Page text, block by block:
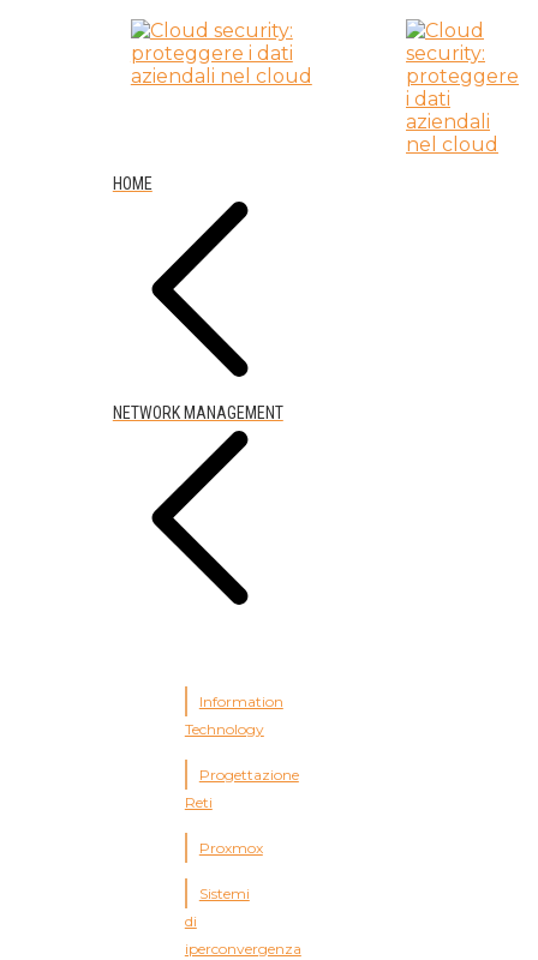
HOME
NETWORK MANAGEMENT
Information
Technology
Progettazione
Reti
Proxmox
Sistemi
di
iperconvergenza